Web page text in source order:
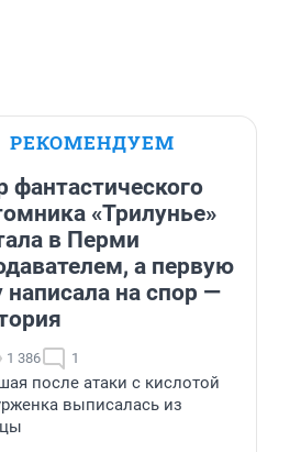
РЕКОМЕНДУЕМ
фантастического
«Трилунье»
в Перми
а первую
написала на спор —
1 386 1
после атаки с кислотой
выписалась из